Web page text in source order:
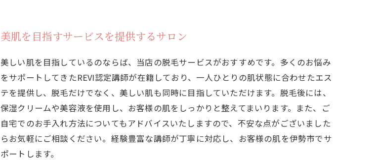
美肌を目指すサービスを提供するサロン
美しい肌を目指しているのならば、当店の脱毛サービスがおすすめです。多くのお悩み
をサポートしてきたREVI認定講師が在籍しており、一人ひとりの肌状態に合わせたエス
テを提供し、脱毛だけでなく、美しい肌も同時に目指していただけます。脱毛後には、
保湿クリームや美容液を使用し、お客様の肌をしっかりと整えてまいります。また、ご
自宅でのお手入れ方法についてもアドバイスいたしますので、不安な点がございました
らお気軽にご相談ください。経験豊富な講師が丁寧に対応し、お客様の肌を伊勢市でサ
ポートします。